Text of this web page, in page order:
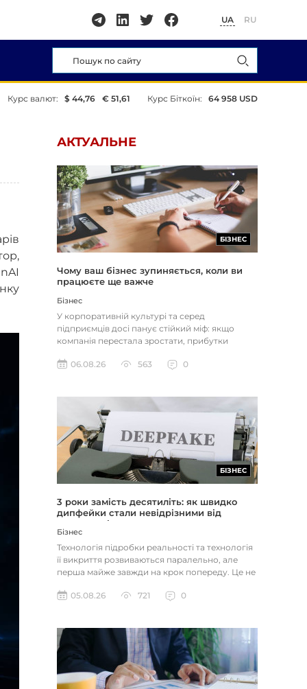
UA RU
Курс валют: $ 44,76 € 51,61 Курс Біткоїн: 64 958 USD
АКТУАЛЬНЕ
БІЗНЕС
Чому ваш бізнес зупиняється, коли ви
працюєте ще важче
Бізнес
У корпоративній культурі та серед
підприємців досі панує стійкий міф: якщо
компанія перестала зростати, прибутки
06.08.26
563 0
БІЗНЕС
3 роки замість десятиліть: як швидко
дипфейки стали невідрізними від
реальності
Бізнес
Технологія підробки реальності та технологія
її викриття розвиваються паралельно, але
перша майже завжди на крок попереду. Це не
05.08.26
721 0